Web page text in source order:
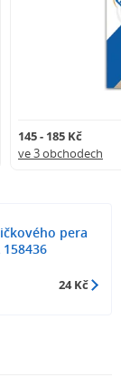
145 - 185 Kč
ve 3 obchodech
pera
158436
24 Kč